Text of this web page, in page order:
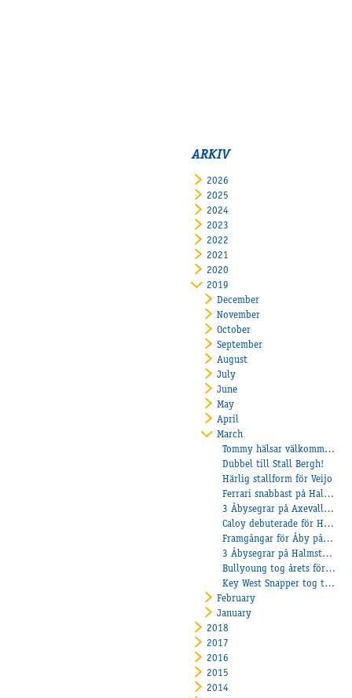
ARKIV
2026
2025
2024
2023
2022
2021
2020
2019
December
November
October
September
August
July
June
May
April
March
Tommy hälsar välkommen till Dunevad
Dubbel till Stall Bergh!
Härlig stallform för Veijo
Ferrari snabbast på Halmstad!
3 Åbysegrar på Axevalla under söndagen!
Caloy debuterade för Heiskanen
Framgångar för Åby på Ponnytravgalan!
3 Åbysegrar på Halmstadtravet
Bullyoung tog årets första seger!
Key West Snapper tog tredje raka segern!
February
January
2018
2017
2016
2015
2014